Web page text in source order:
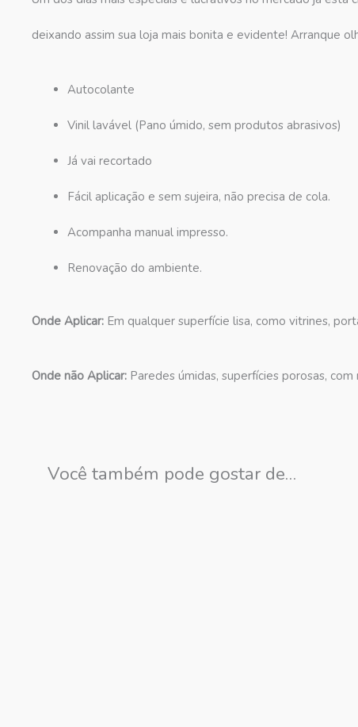
deixando assim sua loja mais bonita e evidente! Arranque
Autocolante
Vinil lavável (Pano úmido, sem produtos abrasivos)
Já vai recortado
Fácil aplicação e sem sujeira, não precisa de cola.
Acompanha manual impresso.
Renovação do ambiente.
Onde Aplicar: Em qualquer superfície lisa, como vitrines,
Onde não Aplicar: Paredes úmidas, superfícies porosas,
Você também pode gostar de…